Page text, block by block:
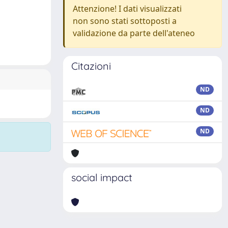
Attenzione! I dati visualizzati
non sono stati sottoposti a
validazione da parte dell'ateneo
Citazioni
ND
ND
ND
social impact